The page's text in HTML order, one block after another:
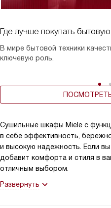
Где лучше покупать
В мире бытовой техники
ключевую роль.
Сушильные шкафы Miele с
в себе эффективность,
и высокую надежность. Если вы
добавит комфорта и стиля в
отличным выбором.
Развернуть